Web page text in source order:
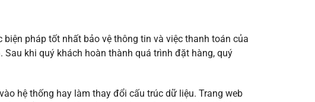
pháp tốt nhất bảo vệ thông tin và việc thanh toán của
khi quý khách hoàn thành quá trình đặt hàng, quý
hệ thống hay làm thay đổi cấu trúc dữ liệu. Trang web